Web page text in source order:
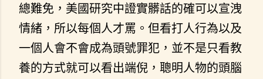
總難免，美國研究中證實髒話的確可以宣洩
情緒，所以每個人才罵。但看打人行為以及
一個人會不會成為頭號罪犯，並不是只看教
養的方式就可以看出端倪，聰明人物的頭腦